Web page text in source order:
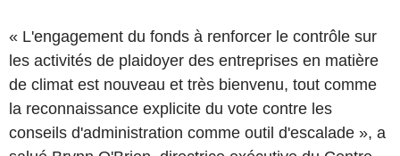
« L'engagement du fonds à renforcer le contrôle sur
les activités de plaidoyer des entreprises en matière
de climat est nouveau et très bienvenu, tout comme
la reconnaissance explicite du vote contre les
conseils d'administration comme outil d'escalade », a